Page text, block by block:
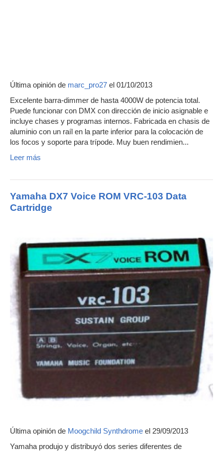
Última opinión de marc_pro27 el 01/10/2013
Excelente barra-dimmer de hasta 4000W de potencia total.
Puede funcionar con DMX con dirección de inicio asignable e
incluye chases y programas internos. Fabricada en chasis de
aluminio con un raíl en la parte inferior para la colocación de
los focos y soporte para trípode. Muy buen rendimien...
Leer más
Yamaha DX7 Voice ROM VRC-103 Data
Cartridge
Última opinión de Moogchild Synthdrome el 29/09/2013
Yamaha produjo y distribuyó dos series diferentes de